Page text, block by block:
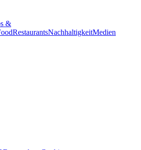
&
RestaurantsNachhaltigkeitMedien